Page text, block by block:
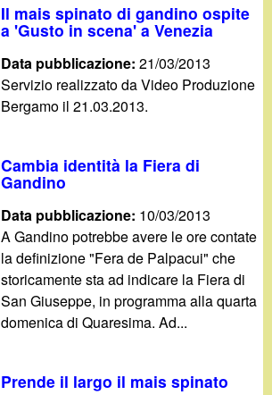
Il mais spinato di gandino ospite
a 'Gusto in scena' a Venezia
Data pubblicazione:21/03/2013
Servizio realizzato da Video Produzione
Bergamo il 21.03.2013.
Cambia identità la Fiera di
Gandino
Data pubblicazione: 10/03/2013
A Gandino potrebbe avere le ore contate
la definizione "Fera de Palpacui" che
storicamente sta ad indicare la Fiera di
San Giuseppe, in programma alla quarta
domenica di Quaresima. Ad...
Prende il largo il mais spinato